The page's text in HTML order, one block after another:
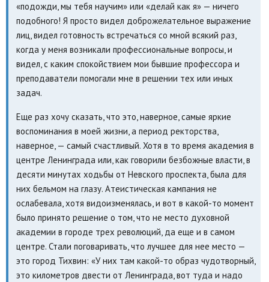
«подожди, мы тебя научим» или «делай как я» — ничего
подобного! Я просто видел доброжелательное выражение
лиц, видел готовность встречаться со мной всякий раз,
когда у меня возникали профессиональные вопросы, и
видел, с каким спокойствием мои бывшие профессора и
преподаватели помогали мне в решении тех или иных
задач.
Еще раз хочу сказать, что это, наверное, самые яркие
воспоминания в моей жизни, а период ректорства,
наверное, — самый счастливый. Хотя в то время академия в
центре Ленинграда или, как говорили безбожные власти, в
десяти минутах ходьбы от Невского проспекта, была для
них бельмом на глазу. Атеистическая кампания не
ослабевала, хотя видоизменялась, и вот в какой-то момент
было принято решение о том, что не место духовной
академии в городе трех революций, да еще и в самом
центре. Стали поговаривать, что лучшее для нее место —
это город Тихвин: «У них там какой-то образ чудотворный,
это километров двести от Ленинграда, вот туда и надо